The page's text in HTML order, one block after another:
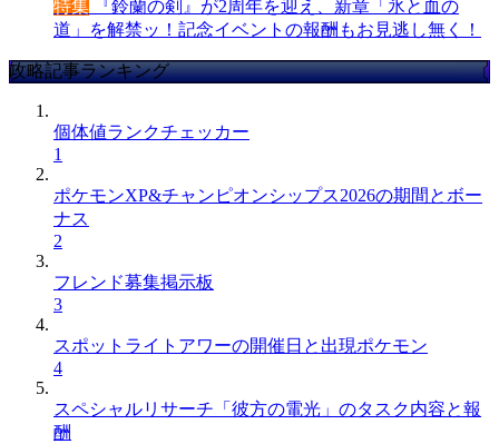
特集 『鈴蘭の剣』が2周年を迎え、新章「氷と血の
道」を解禁ッ！記念イベントの報酬もお見逃し無く！
攻略記事ランキング
個体値ランクチェッカー
1
ポケモンXP&チャンピオンシップス2026の期間とボー
ナス
2
フレンド募集掲示板
3
スポットライトアワーの開催日と出現ポケモン
4
スペシャルリサーチ「彼方の電光」のタスク内容と報
酬